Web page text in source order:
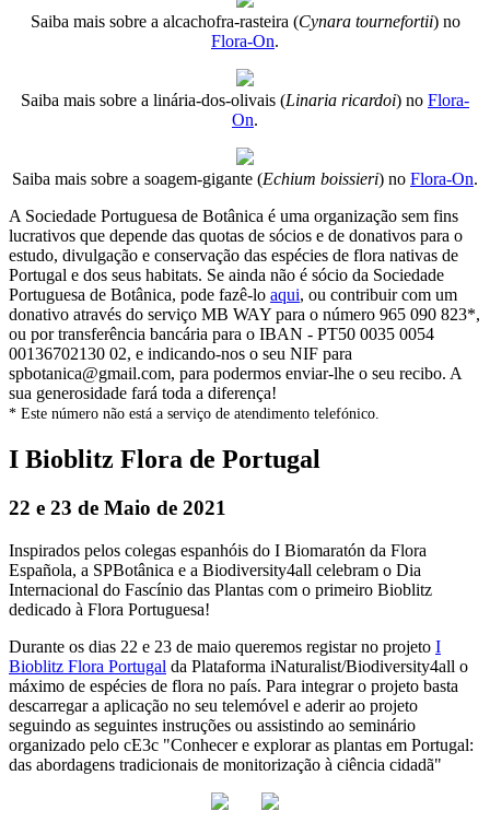
Saiba mais sobre a alcachofra-rasteira (Cynara tournefortii) no
Flora-On.
Saiba mais sobre a linária-dos-olivais (Linaria ricardoi) no Flora-
On.
Saiba mais sobre a soagem-gigante (Echium boissieri) no Flora-On.
A Sociedade Portuguesa de Botânica é uma organização sem fins
lucrativos que depende das quotas de sócios e de donativos para o
estudo, divulgação e conservação das espécies de flora nativas de
Portugal e dos seus habitats. Se ainda não é sócio da Sociedade
Portuguesa de Botânica, pode fazê-lo aqui, ou contribuir com um
donativo através do serviço MB WAY para o número 965 090 823*,
ou por transferência bancária para o IBAN - PT50 0035 0054
00136702130 02, e indicando-nos o seu NIF para
spbotanica@gmail.com, para podermos enviar-lhe o seu recibo. A
sua generosidade fará toda a diferença!
* Este número não está a serviço de atendimento telefónico.
I Bioblitz Flora de Portugal
22 e 23 de Maio de 2021
Inspirados pelos colegas espanhóis do I Biomaratón da Flora
Española, a SPBotânica e a Biodiversity4all celebram o Dia
Internacional do Fascínio das Plantas com o primeiro Bioblitz
dedicado à Flora Portuguesa!
Durante os dias 22 e 23 de maio queremos registar no projeto I
Bioblitz Flora Portugal da Plataforma iNaturalist/Biodiversity4all o
máximo de espécies de flora no país. Para integrar o projeto basta
descarregar a aplicação no seu telemóvel e aderir ao projeto
seguindo as seguintes instruções ou assistindo ao seminário
organizado pelo cE3c "Conhecer e explorar as plantas em Portugal:
das abordagens tradicionais de monitorização à ciência cidadã"